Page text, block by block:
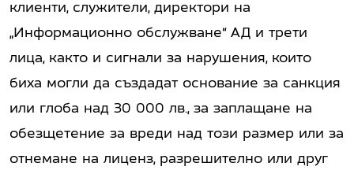
клиенти, служители, директори на
„Информационно обслужване“ АД и трети
лица, както и сигнали за нарушения, които
биха могли да създадат основание за санкция
или глоба над 30 000 лв., за заплащане на
обезщетение за вреди над този размер или за
отнемане на лиценз, разрешително или друг